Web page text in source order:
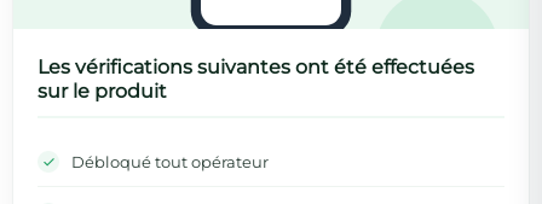
Les vérifications suivantes ont été effectuées
sur le produit
Débloqué tout opérateur